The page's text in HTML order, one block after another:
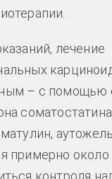
лечение
– с помощью
примерно около
контроля